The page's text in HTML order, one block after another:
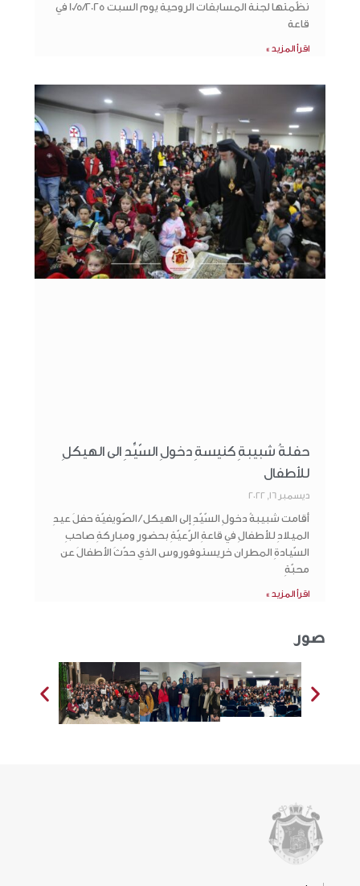
نظّمتها لجنة المسابقات الروحية يوم السبت 10/5/2025 في
قاعة
اقرأ المزيد »
حفلةُ شبيبةِ كنيسةِ دخولِ السّيِّدِ الى الهيكلِ
للأطفال
ديسمبر 16, 2022
أقامت شبيبةُ دخولِ السّيّدِ إلى الهيكل / الصّويفيّة حفلَ عيدِ
الميلادِ للأطفالِ في قاعةِ الرّعيّةِ بحضورِ ومباركةِ صاحبِ
السّيادةِ المطران خريستوفوروس الذي حدّثَ الأطفالَ عن
محبّةِ
اقرأ المزيد »
صور